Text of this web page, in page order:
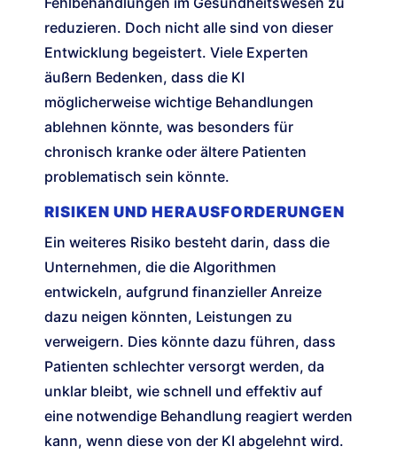
reduzieren. Doch nicht alle sind von dieser
Entwicklung begeistert. Viele Experten
äußern Bedenken, dass die KI
möglicherweise wichtige Behandlungen
ablehnen könnte, was besonders für
chronisch kranke oder ältere Patienten
problematisch sein könnte.
RISIKEN UND HERAUSFORDERUNGEN
Ein weiteres Risiko besteht darin, dass die
Unternehmen, die die Algorithmen
entwickeln, aufgrund finanzieller Anreize
dazu neigen könnten, Leistungen zu
verweigern. Dies könnte dazu führen, dass
Patienten schlechter versorgt werden, da
unklar bleibt, wie schnell und effektiv auf
eine notwendige Behandlung reagiert werden
kann, wenn diese von der KI abgelehnt wird.